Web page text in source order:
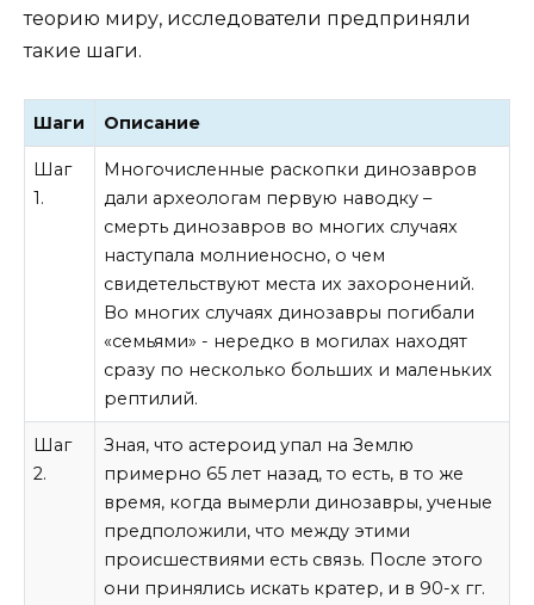
теорию миру, исследователи предприняли
такие шаги.
Шаги Описание
Шаг
1.
Многочисленные раскопки динозавров
дали археологам первую наводку –
смерть динозавров во многих случаях
наступала молниеносно, о чем
свидетельствуют места их захоронений.
Во многих случаях динозавры погибали
«семьями» - нередко в могилах находят
сразу по несколько больших и маленьких
рептилий.
Шаг
2.
Зная, что астероид упал на Землю
примерно 65 лет назад, то есть, в то же
время, когда вымерли динозавры, ученые
предположили, что между этими
происшествиями есть связь. После этого
они принялись искать кратер, и в 90-х гг.